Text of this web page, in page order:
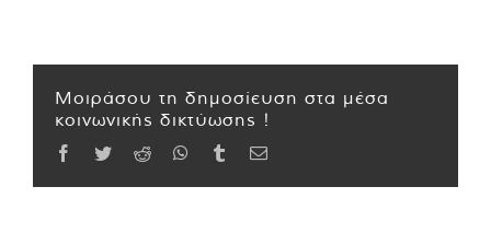
Μοιράσου τη δημοσίευση στα μέσα
κοινωνικής δικτύωσης !
Facebook
TwitterReddit WhatsApp
TumblrEmail